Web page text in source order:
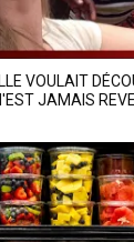
VOULAIT
JAMAIS